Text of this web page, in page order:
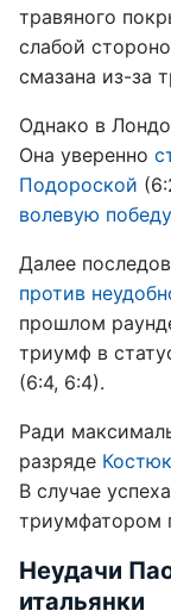
травяного
слабой
смазана из-за
Однако в
Она уверенно
Подороской
волевую
Далее
против
прошлом
триумф в
(6:4, 6:4).
Ради
разряде
В случае
триумфатором
Неудачи
итальянки